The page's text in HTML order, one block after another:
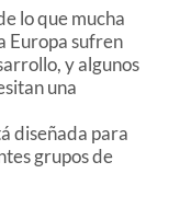
lo que mucha
Europa sufren
y algunos
una
diseñada para
grupos de